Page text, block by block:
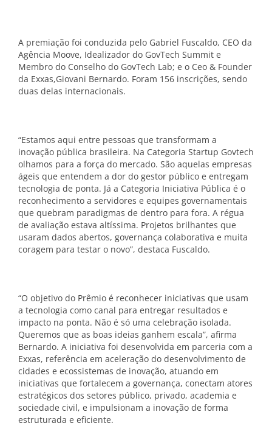
A premiação foi conduzida pelo Gabriel Fuscaldo, CEO da
Agência Moove, Idealizador do GovTech Summit e
Membro do Conselho do GovTech Lab; e o Ceo & Founder
da Exxas,Giovani Bernardo. Foram 156 inscrições, sendo
duas delas internacionais.
“Estamos aqui entre pessoas que transformam a
inovação pública brasileira. Na Categoria Startup Govtech
olhamos para a força do mercado. São aquelas empresas
ágeis que entendem a dor do gestor público e entregam
tecnologia de ponta. Já a Categoria Iniciativa Pública é o
reconhecimento a servidores e equipes governamentais
que quebram paradigmas de dentro para fora. A régua
de avaliação estava altíssima. Projetos brilhantes que
usaram dados abertos, governança colaborativa e muita
coragem para testar o novo”, destaca Fuscaldo.
“O objetivo do Prêmio é reconhecer iniciativas que usam
a tecnologia como canal para entregar resultados e
impacto na ponta. Não é só uma celebração isolada.
Queremos que as boas ideias ganhem escala”, afirma
Bernardo. A iniciativa foi desenvolvida em parceria com a
Exxas, referência em aceleração do desenvolvimento de
cidades e ecossistemas de inovação, atuando em
iniciativas que fortalecem a governança, conectam atores
estratégicos dos setores público, privado, academia e
sociedade civil, e impulsionam a inovação de forma
estruturada e eficiente.